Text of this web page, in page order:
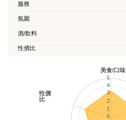
服務
氛圍
酒/飲料
性價比
0
1
2
3
4
5
美食/口味
性價
比